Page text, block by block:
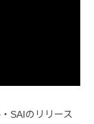
SAIのリリース